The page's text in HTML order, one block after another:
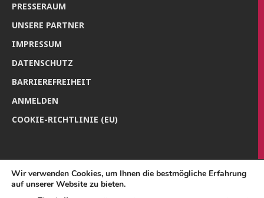
PRES­SE­RAUM
UNSE­RE PARTNER
IMPRES­SUM
DATEN­SCHUTZ
BAR­RIE­RE­FREI­HEIT
ANMEL­DEN
COO­KIE-RICH­T­­LI­­NIE (EU)
Wir verwenden Cookies, um Ihnen die bestmögliche Erfahrung
auf unserer Website zu bieten.